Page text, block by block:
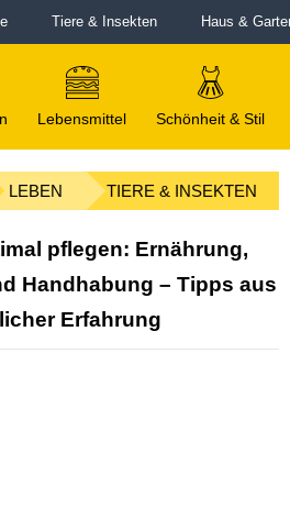
Tiere & Insekten Haus &
Lebensmittel Schönheit & Stil
LEBEN TIERE & INSEKTEN
pflegen: Ernährung,
Handhabung – Tipps aus
Erfahrung